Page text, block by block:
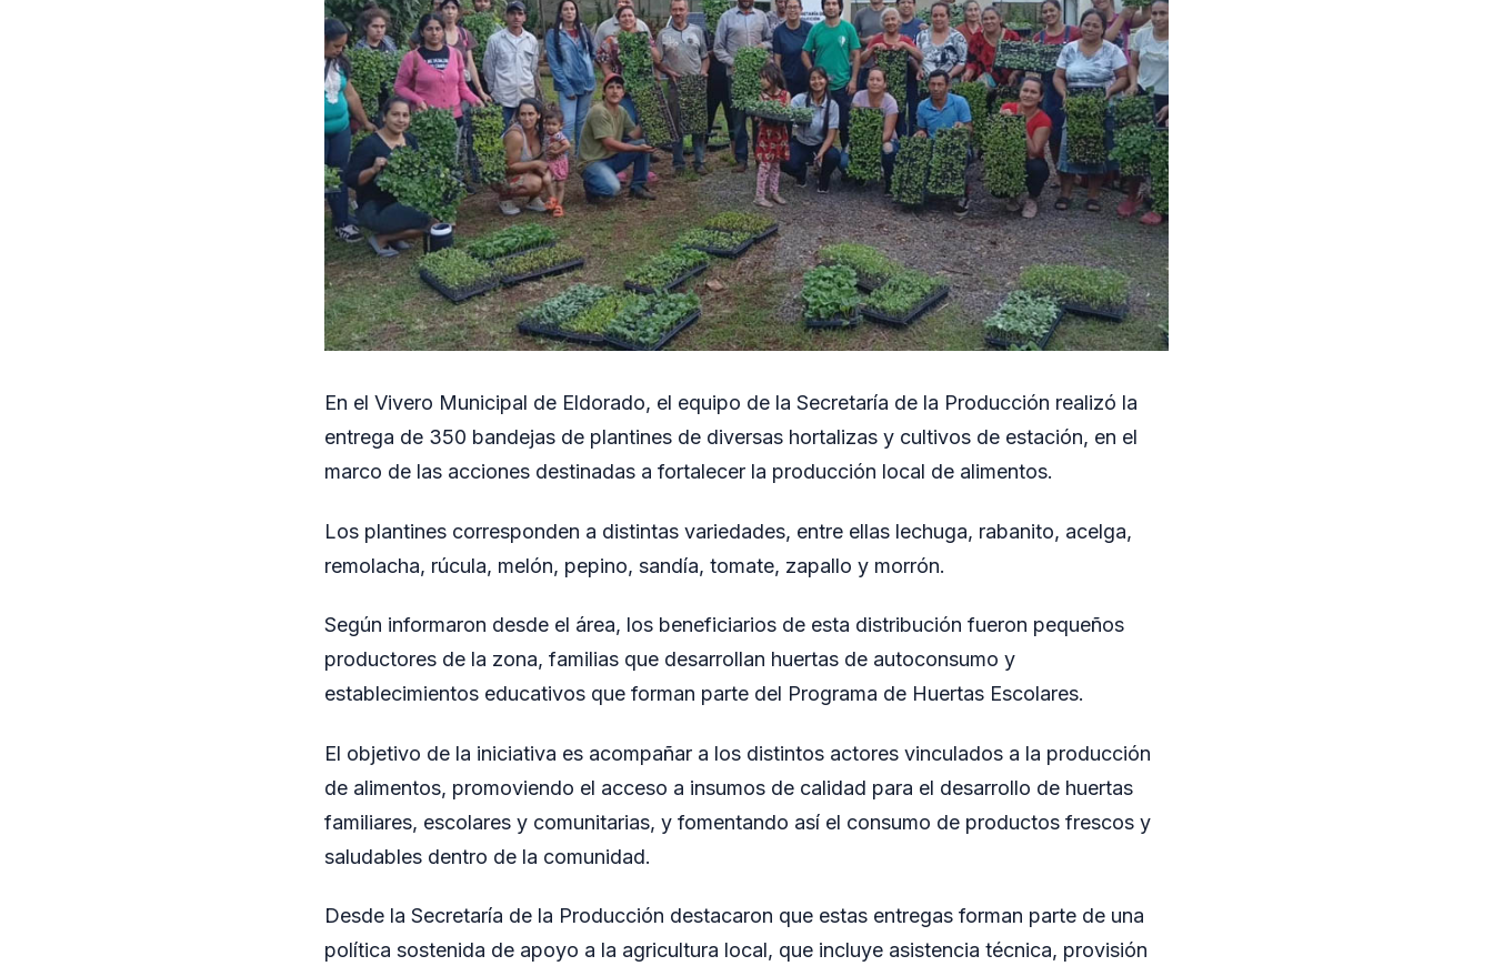
En el Vivero Municipal de Eldorado, el equipo de la Secretaría de la Producción realizó la
entrega de 350 bandejas de plantines de diversas hortalizas y cultivos de estación, en el
marco de las acciones destinadas a fortalecer la producción local de alimentos.
Los plantines corresponden a distintas variedades, entre ellas lechuga, rabanito, acelga,
remolacha, rúcula, melón, pepino, sandía, tomate, zapallo y morrón.
Según informaron desde el área, los beneficiarios de esta distribución fueron pequeños
productores de la zona, familias que desarrollan huertas de autoconsumo y
establecimientos educativos que forman parte del Programa de Huertas Escolares.
El objetivo de la iniciativa es acompañar a los distintos actores vinculados a la producción
de alimentos, promoviendo el acceso a insumos de calidad para el desarrollo de huertas
familiares, escolares y comunitarias, y fomentando así el consumo de productos frescos y
saludables dentro de la comunidad.
Desde la Secretaría de la Producción destacaron que estas entregas forman parte de una
política sostenida de apoyo a la agricultura local, que incluye asistencia técnica, provisión